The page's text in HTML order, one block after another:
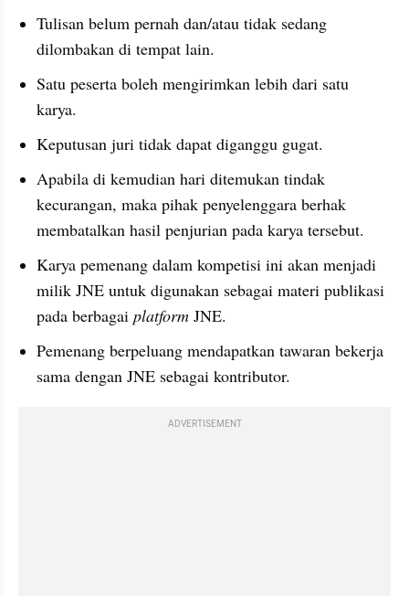
Tulisan belum pernah dan/atau tidak sedang
dilombakan di tempat lain.
Satu peserta boleh mengirimkan lebih dari satu
karya.
Keputusan juri tidak dapat diganggu gugat.
Apabila di kemudian hari ditemukan tindak
kecurangan, maka pihak penyelenggara berhak
membatalkan hasil penjurian pada karya tersebut.
Karya pemenang dalam kompetisi ini akan menjadi
milik JNE untuk digunakan sebagai materi publikasi
pada berbagai platform JNE.
Pemenang berpeluang mendapatkan tawaran bekerja
sama dengan JNE sebagai kontributor.
ADVERTISEMENT